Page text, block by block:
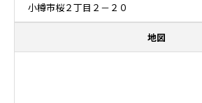
小樽市桜２丁目２－２０
地図